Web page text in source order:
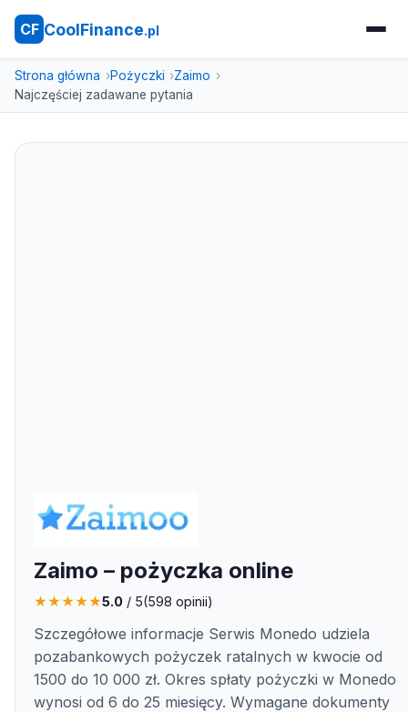
CF CoolFinance.pl
Strona główna Pożyczki
Zaimo
Najczęściej zadawane pytania
Zaimo – pożyczka online
★★★★★5.0 / 5(598 opinii)
Szczegółowe informacje Serwis Monedo udziela
pozabankowych pożyczek ratalnych w kwocie od
1500 do 10 000 zł. Okres spłaty pożyczki w Monedo
wynosi od 6 do 25 miesięcy. Wymagane dokumenty